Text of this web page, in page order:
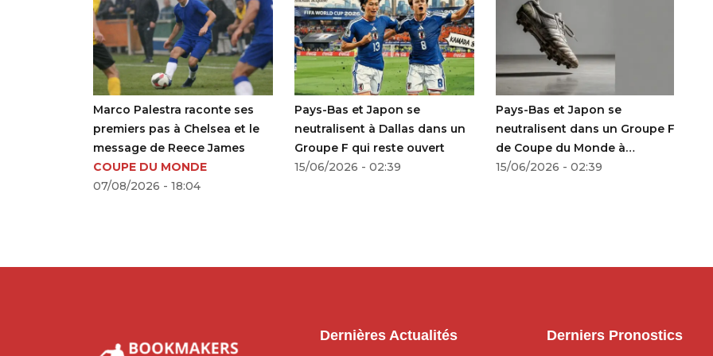
Marco Palestra raconte ses
premiers pas à Chelsea et le
message de Reece James
COUPE DU MONDE
07/08/2026 - 18:04
Pays-Bas et Japon se
neutralisent à Dallas dans un
Groupe F qui reste ouvert
15/06/2026 - 02:39
Pays-Bas et Japon se
neutralisent dans un Groupe F
de Coupe du Monde à
suspense
15/06/2026 - 02:39
Dernières Actualités Derniers Pronostics